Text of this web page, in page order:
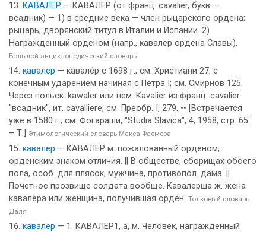
КАВАЛЕР — КАВАЛЕР (от франц. cavalier, букв. —
всадник) — 1) в средние века — член рыцарского ордена;
рыцарь; дворянский титул в Италии и Испании. 2)
Награжденный орденом (напр., кавалер ордена Славы).
Большой энциклопедический словарь
кавалер — кавале́р с 1698 г.; см. Христиани 27; с
конечным ударением начиная с Петра I; см. Смирнов 125.
Через польск. kаwаlеr или нем. Kavalier из франц. саvаliеr
"всадник", ит. саvаlliеrе; см. Преобр. I, 279. •• [Встречается
уже в 1580 г.; см. Фогараши, "Studiа Slavica", 4, 1958, стр. 65.
– Т.]
Этимологический словарь Макса Фасмера
кавалер — КАВАЛЕР м. пожалованный орденом,
орденским знаком отличия. || В обществе, сборищах обоего
пола, особ. для плясок, мужчина, противопол. дама. ||
Почетное прозвище солдата вообще. Кавалерша ж. жена
кавалера или женщина, получившая орден. Толковый словарь
Даля
кавалер — 1. КАВАЛЕР1, а, м. Человек, награждённый